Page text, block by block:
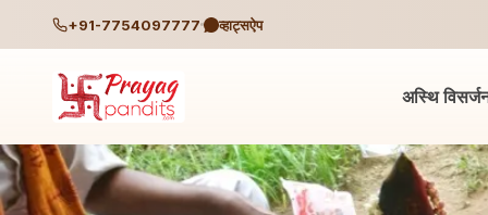
+91-7754097777 व्हाट्सऐप
अस्थि